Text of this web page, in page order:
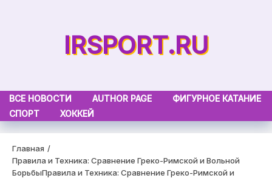
IRSPORT.RU
ВСЕ НОВОСТИ AUTHOR PAGE
ФИГУРНОЕ КАТАНИЕ
СПОРТ
ХОККЕЙ
Главная
Правила и Техника: Сравнение Греко-Римской и Вольной
БорьбыПравила и Техника: Сравнение Греко-Римской и